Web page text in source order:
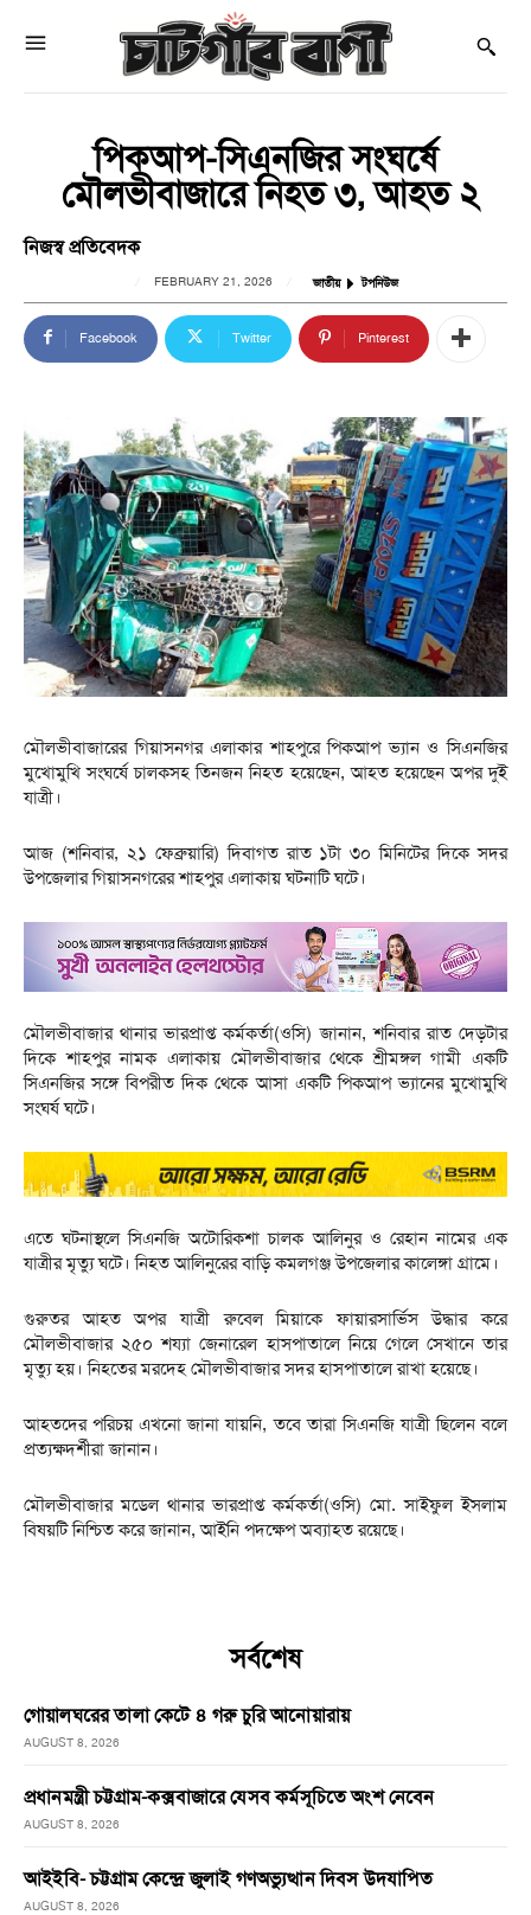
পিকআপ-সিএনজির সংঘর্ষে
মৌলভীবাজারে নিহত ৩, আহত ২
নিজস্ব প্রতিবেদক
FEBRUARY 21, 2026 জাতীয় টপনিউজ
Facebook Twitter Pinterest
মৌলভীবাজারের গিয়াসনগর এলাকার শাহপুরে পিকআপ ভ্যান ও সিএনজির
মুখোমুখি সংঘর্ষে চালকসহ তিনজন নিহত হয়েছেন, আহত হয়েছেন অপর দুই
যাত্রী।
আজ (শনিবার, ২১ ফেব্রুয়ারি) দিবাগত রাত ১টা ৩০ মিনিটের দিকে সদর
উপজেলার গিয়াসনগরের শাহপুর এলাকায় ঘটনাটি ঘটে।
মৌলভীবাজার থানার ভারপ্রাপ্ত কর্মকর্তা(ওসি) জানান, শনিবার রাত দেড়টার
দিকে শাহপুর নামক এলাকায় মৌলভীবাজার থেকে শ্রীমঙ্গল গামী একটি
সিএনজির সঙ্গে বিপরীত দিক থেকে আসা একটি পিকআপ ভ্যানের মুখোমুখি
সংঘর্ষ ঘটে।
এতে ঘটনাস্থলে সিএনজি অটোরিকশা চালক আলিনুর ও রেহান নামের এক
যাত্রীর মৃত্যু ঘটে। নিহত আলিনুরের বাড়ি কমলগঞ্জ উপজেলার কালেঙ্গা গ্রামে।
গুরুতর আহত অপর যাত্রী রুবেল মিয়াকে ফায়ারসার্ভিস উদ্ধার করে
মৌলভীবাজার ২৫০ শয্যা জেনারেল হাসপাতালে নিয়ে গেলে সেখানে তার
মৃত্যু হয়। নিহতের মরদেহ মৌলভীবাজার সদর হাসপাতালে রাখা হয়েছে।
আহতদের পরিচয় এখনো জানা যায়নি, তবে তারা সিএনজি যাত্রী ছিলেন বলে
প্রত্যক্ষদর্শীরা জানান।
মৌলভীবাজার মডেল থানার ভারপ্রাপ্ত কর্মকর্তা(ওসি) মো. সাইফুল ইসলাম
বিষয়টি নিশ্চিত করে জানান, আইনি পদক্ষেপ অব্যাহত রয়েছে।
সর্বশেষ
গোয়ালঘরের তালা কেটে ৪ গরু চুরি আনোয়ারায়
AUGUST 8, 2026
প্রধানমন্ত্রী চট্টগ্রাম-কক্সবাজারে যেসব কর্মসূচিতে অংশ নেবেন
AUGUST 8, 2026
আইইবি- চট্টগ্রাম কেন্দ্রে জুলাই গণঅভ্যুত্থান দিবস উদযাপিত
AUGUST 8, 2026